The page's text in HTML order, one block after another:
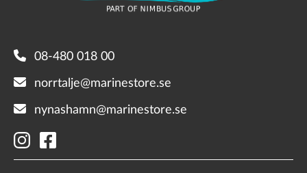
08-480 018 00
norrtalje@marinestore.se
nynashamn@marinestore.se